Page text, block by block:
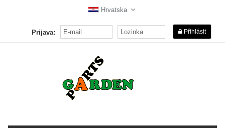
Hrvatska
Prijava: Přihlásit